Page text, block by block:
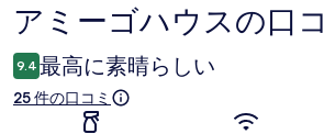
口
コ
ミ
アミーゴハウスの口コ
9.4 最高に素晴らしい
25 件の口コミ